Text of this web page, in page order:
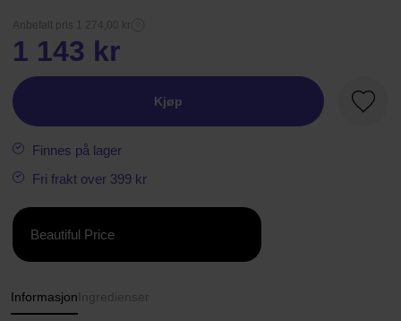
Anbefalt pris 1 274,00 kr
1 143 kr
Kjøp
Finnes på lager
Fri frakt over 399 kr
Beautiful Price
Informasjon Ingredienser